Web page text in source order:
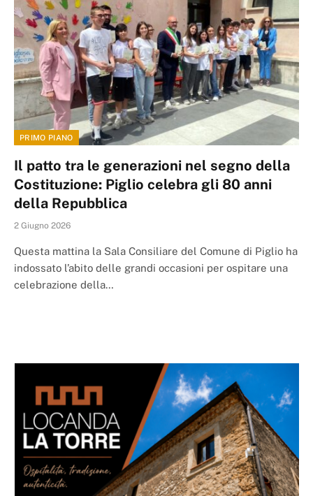
PRIMO PIANO
Il patto tra le generazioni nel segno della
Costituzione: Piglio celebra gli 80 anni
della Repubblica
2 Giugno 2026
Questa mattina la Sala Consiliare del Comune di Piglio ha
indossato l’abito delle grandi occasioni per ospitare una
celebrazione della…